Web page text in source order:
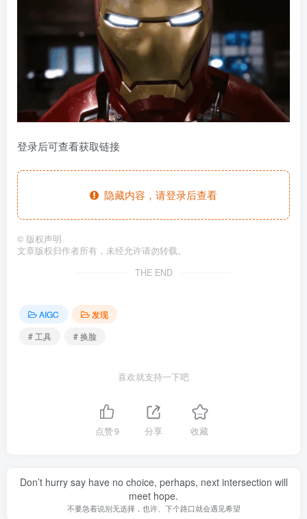
登录后可查看获取链接
隐藏内容，请登录后查看
© 版权声明
文章版权归作者所有，未经允许请勿转载。
THE END
AIGC
发现
# 工具
# 换脸
喜欢就支持一下吧
点赞9 分享 收藏
Don’t hurry say have no choice, perhaps, next intersection will
meet hope.
不要急着说别无选择，也许、下个路口就会遇见希望